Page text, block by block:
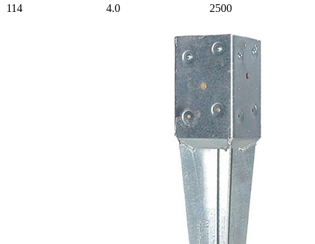
114
4.0 2500